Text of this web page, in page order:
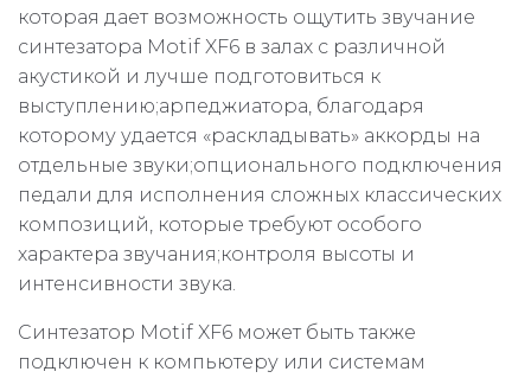
которая дает возможность ощутить звучание
синтезатора Motif XF6 в залах с различной
акустикой и лучше подготовиться к
выступлению;арпеджиатора, благодаря
которому удается «раскладывать» аккорды на
отдельные звуки;опционального подключения
педали для исполнения сложных классических
композиций, которые требуют особого
характера звучания;контроля высоты и
интенсивности звука.
Синтезатор Motif XF6 может быть также
подключен к компьютеру или системам